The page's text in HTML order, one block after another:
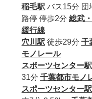
稲毛駅 バス15分 団
路停 停歩2分総武
緩行線
穴川駅 徒歩29分千
モノレール
スポーツセンター駅
31分千葉都市モノ
スポーツセンター駅